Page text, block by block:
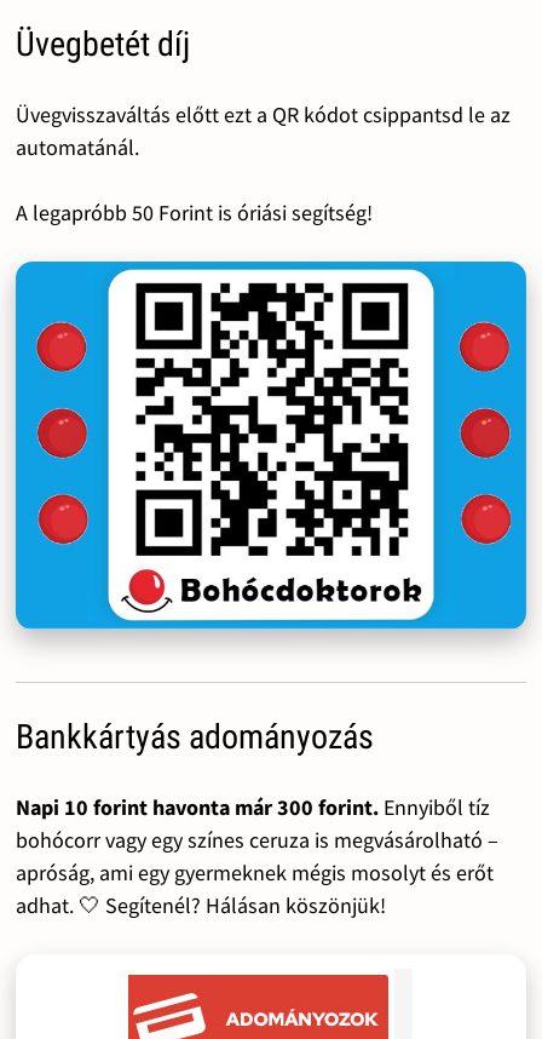
Üvegbetét díj
Üvegvisszaváltás előtt ezt a QR kódot csippantsd le az
automatánál.
A legapróbb 50 Forint is óriási segítség!
Bankkártyás adományozás
Napi 10 forint havonta már 300 forint.Ennyiből tíz
bohócorr vagy egy színes ceruza is megvásárolható –
apróság, ami egy gyermeknek mégis mosolyt és erőt
adhat. 🤍 Segítenél? Hálásan köszönjük!